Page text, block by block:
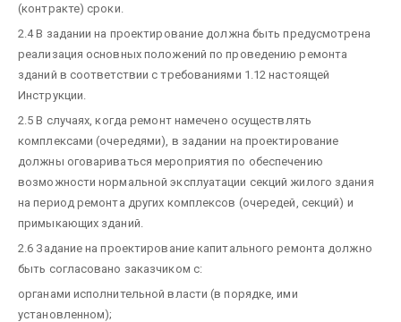
(контракте) сроки.
2.4 В задании на проектирование должна быть предусмотрена
реализация основных положений по проведению ремонта
зданий в соответствии с требованиями 1.12 настоящей
Инструкции.
2.5 В случаях, когда ремонт намечено осуществлять
комплексами (очередями), в задании на проектирование
должны оговариваться мероприятия по обеспечению
возможности нормальной эксплуатации секций жилого здания
на период ремонта других комплексов (очередей, секций) и
примыкающих зданий.
2.6 Задание на проектирование капитального ремонта должно
быть согласовано заказчиком с:
органами исполнительной власти (в порядке, ими
установленном);